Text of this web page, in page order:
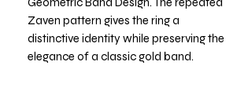
Zaven pattern gives the ring a
distinctive identity while preserving the
elegance of a classic gold band.